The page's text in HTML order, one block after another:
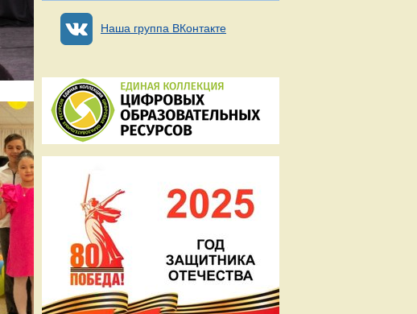
Наша группа ВКонтакте